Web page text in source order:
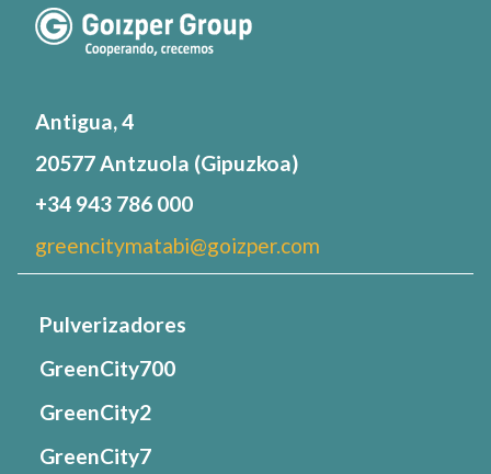
Antigua, 4
20577 Antzuola (Gipuzkoa)
+34 943 786 000
greencitymatabi@goizper.com
Pulverizadores
GreenCity700
GreenCity2
GreenCity7